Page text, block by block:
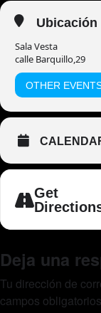
Ubicación
Sala Vesta
calle Barquillo,29
OTHER
Get
Deja una
Tu dirección de
campos